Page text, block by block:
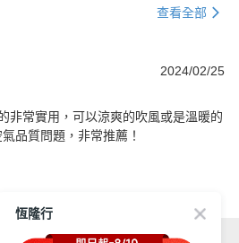
查看全部
2024/02/25
非常實用，可以涼爽的吹風或是溫暖的
品質問題，非常推薦！
恆隆行